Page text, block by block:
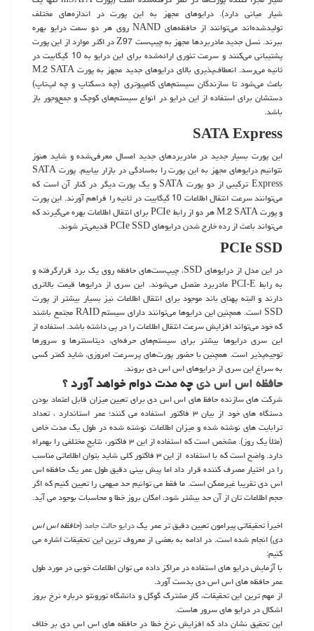
شیار میانی دارد). درایوهای مجهز به این پورت در اندازه‌های مختلف
تولیدشده‌اند می‌توانند از حافظه‌های NAND روی هر دو سمت درایو بهره
ببرند. نسل جدید مادربردها مجهز به چیپ‌ست Z97 در اکثر موارد از این پورت
پشتیبانی می‌کنند و سرعت تئوری ارائه‌شده برای این درایو به 10 گیگابیت در
ثانیه می‌رسد. انعطاف‌پذیری بالای درایوهای جدید مجهز به پورت M.2 SATA
باعث می‌شود تا سازندگان سیستم‌های کامپیوتری (چه دسکتاپ و چه لپ‌تاپ)
دستشان برای استفاده از این درایو در انواع سیستم‌های کوچک و جمع‌و‌جور باز
باشد.
SATA Express
این پورت بسیار جدید در مادربردهای جدید امسال معرفی‌شده و شاید هنوز
نتوانیم درایوهای مجهز به این پورت را به‌سادگی در بازار بیابیم. پورت SATA
Express ترکیبی از دو پورت SATA و یک پورت دیگر در کنار آن است که
می‌توانند سرعت انتقال اطلاعات 10 گیگابیت در ثانیه را فراهم آورند. این پورت
و پورت M.2 SATA هر دو از رابط PCIe برای انتقال اطلاعات بهره می‌گیرند که
می‌تواند باعث از رده خارج شدن درایوهای PCIe SSD قدیمی‌تر شوند.
PCIe SSD
در این مدل از درایوهای SSD، چیپ‌ست‌های حافظه روی یک برد قرارگرفته و
به رابط PCI-E مادربرد متصل می‌شوند. این سری از درایوها قیمت بالاتری
دارند و البته پهنای باند موجود برای انتقال اطلاعات نیز بسیار بیشتر از پورت
SSD است. همچنین این درایوها می‌توانند دارای سیستم RAID مجتمع باشند
که خود می‌تواند افزایش سرعت انتقال اطلاعات را در پی داشته باشد. استفاده از
این سری درایوها بیشتر برای سیستم‌های حرفه‌ای، دیتاسنترها و سرورها
توجیه‌پذیر است. همچنین با حضور پورت‌های پرسرعت امروزی، شاید کمتر کسی
به سراغ این سری از درایوهای اس اس دی بروند.
حافظه اس اس دیچه مدت دوام خواهد آورد ؟
شرکت های سازنده حافظ های اس اس دی برای تعیین میزان قابل اعتماد بودن
دستگاه های خود از بیان ۳ فاکتور استفاده می کنند؛ عمر استاندارد ، تعداد
ترابایت های نوشته شده و میزان اطلاعات نوشته شده در طول یک مدت خاص
(مثلاً یک روز). مشخص است که استفاده از این ۳ فاکتور، نتایج مختلفی را بهمراه
دارد. واضح است که با استفاده از این ۳ فاکتور کلی شاید بتوان اطلاعاتی مناسب
را در اختیار مصرف کننده قرار داد اما پیش بینی دقیق طول عمر یک حافظه اس
اس دی تقریبا غیرممکن است. ما فقط می توانیم حد مبهمی را تعیین کنیم که اگر
حجم اطلاعات تان از آن حد بیشتر شود، امکان بروز خطا و محاسبات بوجود می آید.
اخیراً تحقیقاتی پیرامون تعیین دقیق تر عمر یکدرایو حالت جامد(حافظه اس اس
دی) انجام شده است. در ادامه به بعضی از معروف ترین این تحقیقات اشاره می
کنیم:
با آزمایش درایو های استفاده در مراکز داده می توان اطلاعات خوبی در مورد طول
عمر حافظه های اس اس دی بدست آورد.
از مهم ترین این تحقیقات، کار مشترک گوگل و دانشگاه تورونتو درباره نرخ بروز
اشکال در درایو های سرور هاست.
این تحقیق نشان داد که افزایش نرخ خطا در حافظه های اس اس دی بر خلاف